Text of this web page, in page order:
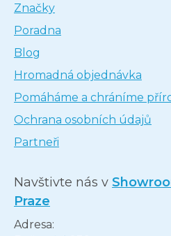
Značky
Poradna
Blog
Hromadná objednávka
Pomáháme a chráníme
Ochrana osobních údajů
Partneři
Navštivte nás v
Praze
Adresa: